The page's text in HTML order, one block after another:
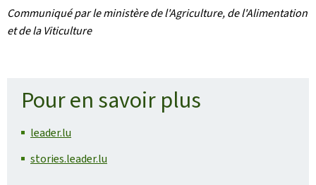
Communiqué par le ministère de l'Agriculture, de l'Alimentation
et de la Viticulture
Pour en savoir plus
leader.lu
stories.leader.lu